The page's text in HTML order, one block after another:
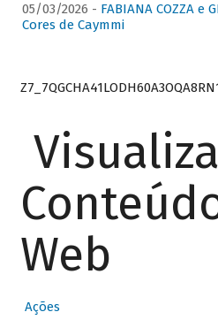
05/03/2026 - FABIANA COZZA e
Cores de Caymmi
Web
Ações